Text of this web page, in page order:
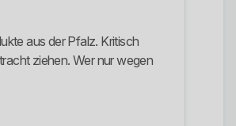
aus der Pfalz. Kritisch
ziehen. Wer nur wegen